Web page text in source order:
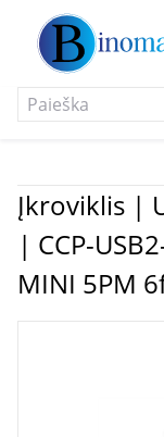
Įkroviklis | USB
| CCP-
MINI 5PM